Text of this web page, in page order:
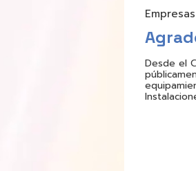
Desde el